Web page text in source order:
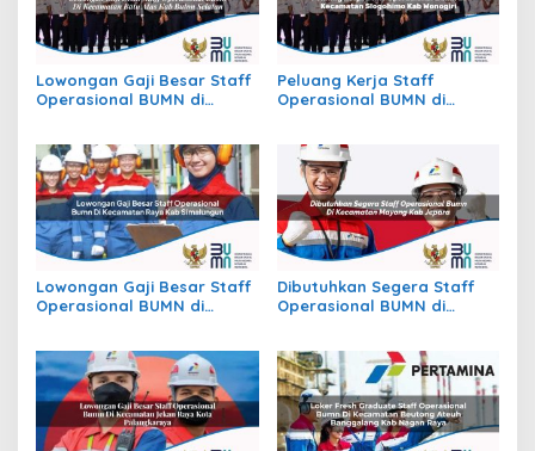
Lowongan Gaji Besar Staff
Operasional BUMN di
Peluang Kerja Staff
Operasional BUMN di
Lowongan Gaji Besar Staff
Operasional BUMN di
Dibutuhkan Segera Staff
Operasional BUMN di